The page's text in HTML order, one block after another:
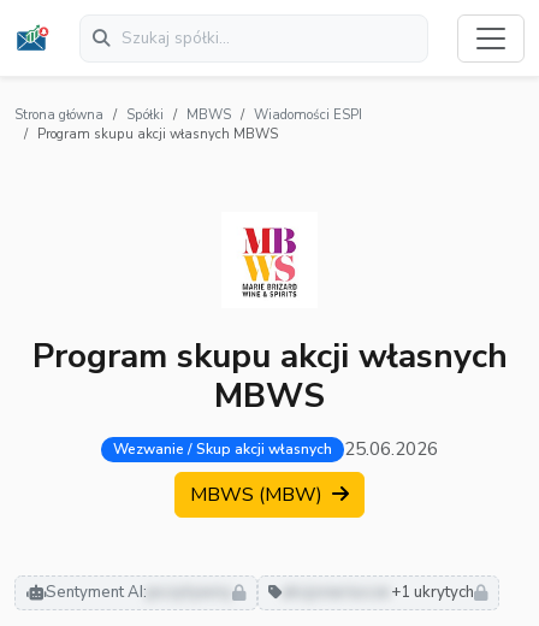
Strona główna Spółki MBWS
Wiadomości ESPI
Program skupu akcji własnych MBWS
Program skupu akcji własnych
MBWS
Wezwanie / Skup akcji własnych 25.06.2026
MBWS (MBW)
Sentyment AI: pozytywny +1 ukrytych